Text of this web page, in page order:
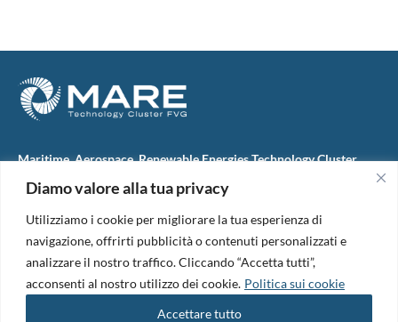
Diamo valore alla tua privacy
Utilizziamo i cookie per migliorare la tua esperienza di
navigazione, offrirti pubblicità o contenuti personalizzati e
analizzare il nostro traffico. Cliccando “Accetta tutti”,
acconsenti al nostro utilizzo dei cookie. Politica sui cookie
Accettare tutto
Maritime, Aerospace, Renewable Energies Technology Cluster
M.A.R.E. TC FVG S.c.ar.l.
34074 Monfalcone (Italy)
tel. +39 0481 723440
Codice Fiscale e Partita Iva: 01138620313
PEC:marefvg@legalmail.it
Codice univoco per i pagamenti: M5UXCR1